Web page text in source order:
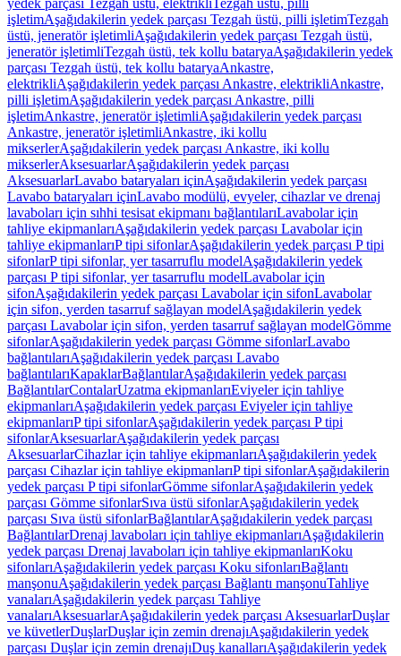
yedek parçası Tezgah üstü, elektrikli Tezgah üstü, pilli
işletimAşağıdakilerin yedek parçası Tezgah üstü, pilli işletimTezgah
üstü, jeneratör işletimliAşağıdakilerin yedek parçası Tezgah üstü,
jeneratör işletimliTezgah üstü, tek kollu bataryaAşağıdakilerin yedek
parçası Tezgah üstü, tek kollu bataryaAnkastre,
elektrikliAşağıdakilerin yedek parçası Ankastre, elektrikliAnkastre,
pilli işletimAşağıdakilerin yedek parçası Ankastre, pilli
işletimAnkastre, jeneratör işletimliAşağıdakilerin yedek parçası
Ankastre, jeneratör işletimliAnkastre, iki kollu
mikserlerAşağıdakilerin yedek parçası Ankastre, iki kollu
mikserlerAksesuarlarAşağıdakilerin yedek parçası
AksesuarlarLavabo bataryaları içinAşağıdakilerin yedek parçası
Lavabo bataryaları içinLavabo modülü, evyeler, cihazlar ve drenaj
lavaboları için sıhhi tesisat ekipmanı bağlantılarıLavabolar için
tahliye ekipmanlarıAşağıdakilerin yedek parçası Lavabolar için
tahliye ekipmanlarıP tipi sifonlarAşağıdakilerin yedek parçası P tipi
sifonlarP tipi sifonlar, yer tasarruflu modelAşağıdakilerin yedek
parçası P tipi sifonlar, yer tasarruflu modelLavabolar için
sifonAşağıdakilerin yedek parçası Lavabolar için sifonLavabolar
için sifon, yerden tasarruf sağlayan modelAşağıdakilerin yedek
parçası Lavabolar için sifon, yerden tasarruf sağlayan modelGömme
sifonlarAşağıdakilerin yedek parçası Gömme sifonlarLavabo
bağlantılarıAşağıdakilerin yedek parçası Lavabo
bağlantılarıKapaklarBağlantılarAşağıdakilerin yedek parçası
BağlantılarContalarUzatma ekipmanlarıEviyeler için tahliye
ekipmanlarıAşağıdakilerin yedek parçası Eviyeler için tahliye
ekipmanlarıP tipi sifonlarAşağıdakilerin yedek parçası P tipi
sifonlarAksesuarlarAşağıdakilerin yedek parçası
AksesuarlarCihazlar için tahliye ekipmanlarıAşağıdakilerin yedek
parçası Cihazlar için tahliye ekipmanlarıP tipi sifonlarAşağıdakilerin
yedek parçası P tipi sifonlarGömme sifonlarAşağıdakilerin yedek
parçası Gömme sifonlarSıva üstü sifonlarAşağıdakilerin yedek
parçası Sıva üstü sifonlarBağlantılarAşağıdakilerin yedek parçası
BağlantılarDrenaj lavaboları için tahliye ekipmanlarıAşağıdakilerin
yedek parçası Drenaj lavaboları için tahliye ekipmanlarıKoku
sifonlarıAşağıdakilerin yedek parçası Koku sifonlarıBağlantı
manşonuAşağıdakilerin yedek parçası Bağlantı manşonuTahliye
vanalarıAşağıdakilerin yedek parçası Tahliye
vanalarıAksesuarlarAşağıdakilerin yedek parçası AksesuarlarDuşlar
ve küvetlerDuşlarDuşlar için zemin drenajıAşağıdakilerin yedek
parçası Duşlar için zemin drenajıDuş kanallarıAşağıdakilerin yedek